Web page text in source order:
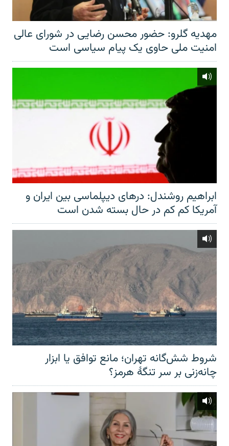
مهدیه گلرو: حضور محسن رضایی در شورای عالی
امنیت ملی حاوی یک پیام سیاسی است
ابراهیم روشندل: درهای دیپلماسی بین ایران و
آمریکا کم کم در حال بسته شدن است
شروط شش‌گانه تهران؛ مانع توافق یا ابزار
چانه‌زنی بر سر تنگهٔ هرمز؟